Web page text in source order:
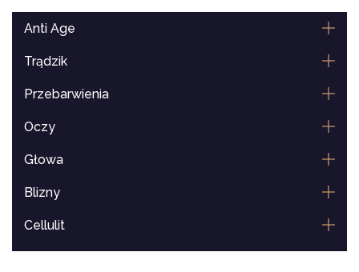
Anti Age
Trądzik
Przebarwienia
Oczy
Głowa
Blizny
Cellulit